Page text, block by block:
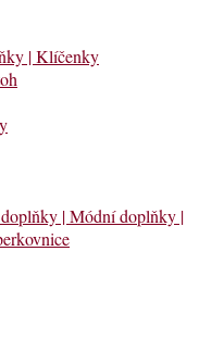
| Klíčenky
| Módní doplňky |